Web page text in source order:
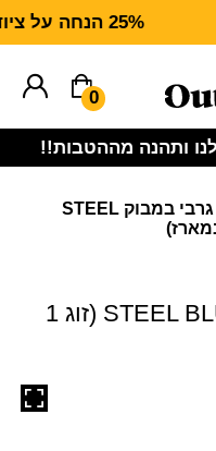
25% הנחה על ציוד מנדף CARHARTT FORCE
0
ותהנה מההטבות!!
A-SB01 | גרבי במבוק STEEL
A-SB01 | גרבי במבוק STEEL BLUE (זוג 1